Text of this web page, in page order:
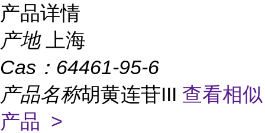
产品详情
产地
上海
Cas： 64461-95-6
产品名称胡黄连苷III 查看相似
产品 >